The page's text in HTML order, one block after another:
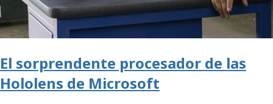
El sorprendente procesador de las
Hololens de Microsoft